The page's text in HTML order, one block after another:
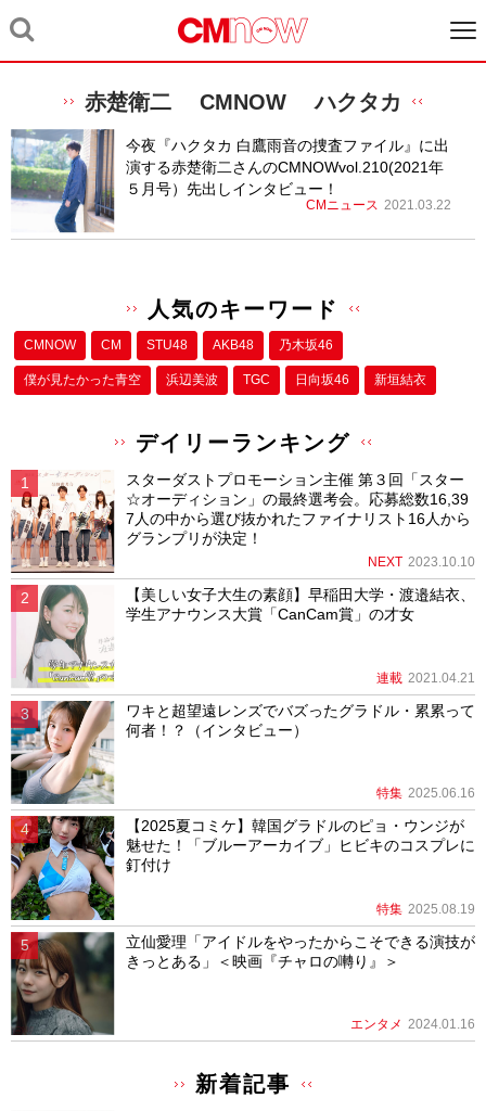
赤楚衛二 CMNOW ハクタカ
今夜『ハクタカ 白鷹雨音の捜査ファイル』に出
演する赤楚衛二さんのCMNOWvol.210(2021年
５月号）先出しインタビュー！
CMニュース 2021.03.22
人気のキーワード
CMNOW CM STU48 AKB48 乃木坂46
僕が⾒たかった⻘空 浜辺美波 TGC 日向坂46 新垣結衣
デイリーランキング
スターダストプロモーション主催 第３回「スター
☆オーディション」の最終選考会。応募総数16,39
7人の中から選び抜かれたファイナリスト16人から
グランプリが決定！
NEXT 2023.10.10
【美しい女子大生の素顔】早稲田大学・渡邉結衣、
学生アナウンス大賞「CanCam賞」の才女
連載 2021.04.21
ワキと超望遠レンズでバズったグラドル・累累って
何者！？（インタビュー）
特集 2025.06.16
【2025夏コミケ】韓国グラドルのピョ・ウンジが
魅せた！「ブルーアーカイブ」ヒビキのコスプレに
釘付け
特集 2025.08.19
立仙愛理「アイドルをやったからこそできる演技が
きっとある」＜映画『チャロの囀り』＞
エンタメ 2024.01.16
新着記事